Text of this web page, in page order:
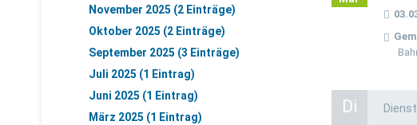
Di
November 2025 (2 Einträge)
Oktober 2025 (2 Einträge)
September 2025 (3 Einträge)
Juli 2025 (1 Eintrag)
Juni 2025 (1 Eintrag)
März 2025 (1 Eintrag)